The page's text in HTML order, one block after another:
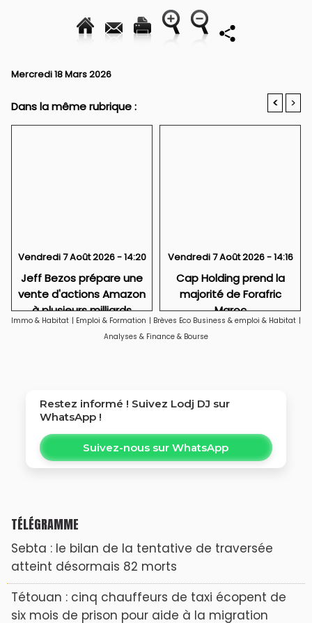
Mercredi 18 Mars 2026
Dans la même rubrique : < >
Vendredi 7 Août 2026 - 14:20
Jeff Bezos prépare une
vente d'actions Amazon
à plusieurs milliards
Vendredi 7 Août 2026 - 14:16
Cap Holding prend la
majorité de Forafric
Maroc
Immo & Habitat | Emploi & Formation | Brèves Eco Business & emploi & Habitat |
Analyses & Finance & Bourse
Restez informé ! Suivez Lodj DJ sur
WhatsApp !
Suivez-nous sur WhatsApp
TÉLÉGRAMME
Sebta : le bilan de la tentative de traversée
atteint désormais 82 morts
Tétouan : cinq chauffeurs de taxi écopent de
six mois de prison pour aide à la migration